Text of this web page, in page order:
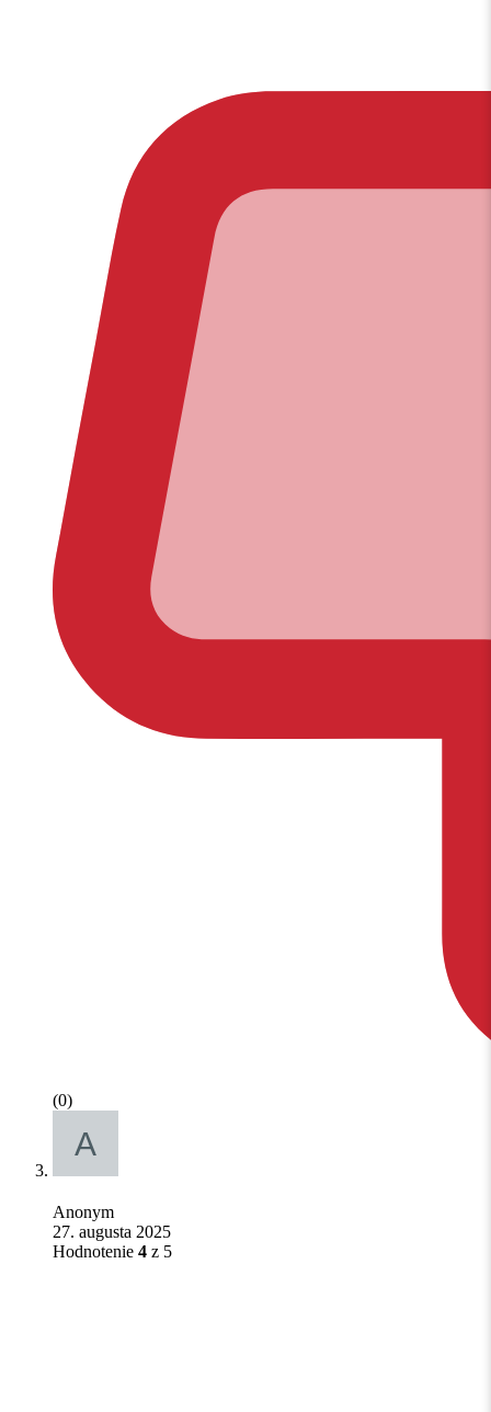
(0)
Anonym
27. augusta 2025
Hodnotenie 4 z 5